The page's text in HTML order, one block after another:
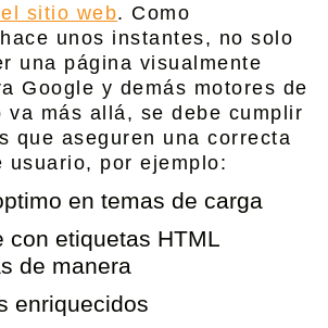
sitio web. Como
unos instantes, no solo
una página visualmente
Google y demás motores de
va más allá, se debe cumplir
que aseguren una correcta
usuario, por ejemplo:
en temas de carga
con etiquetas HTML
de manera
enriquecidos